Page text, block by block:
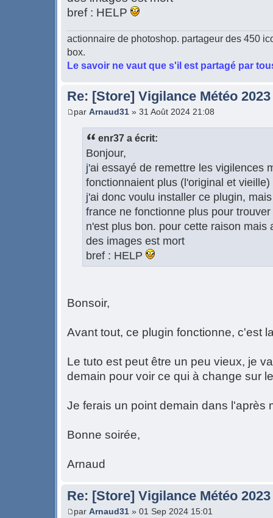
bref : HELP
actionnaire de photoshop. partageur des 450
box.
Le savoir ne vaut que s'il est partagé par
Re: [Store] Vigilance Météo 2023
par Arnaud31 » 31 Août 2024 21:08
enr37 a écrit:
Bonjour,
j'ai essayé de remettre les vigilences
fonctionnaient plus (l'original et vieille)
j'ai donc voulu installer ce plugin,
france ne fonctionne plus pour
n'est plus bon. pour cette raison mais
des images est mort
bref : HELP
Bonsoir,
Avant tout, ce plugin fonctionne, c'est
Le tuto est peut être un peu vieux, je
demain pour voir ce qui à change sur
Je ferais un point demain dans l'après
Bonne soirée,
Arnaud
Re: [Store] Vigilance Météo 2023
par Arnaud31 » 01 Sep 2024 15:01